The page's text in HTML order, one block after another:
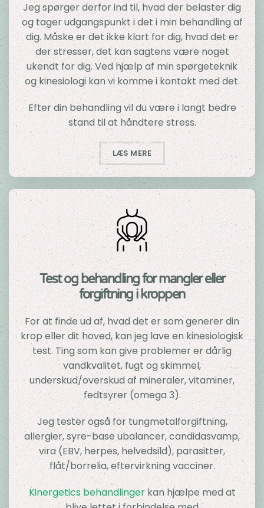
Jeg spørger derfor ind til, hvad der belaster dig
og tager udgangspunkt i det i min behandling af
dig. Måske er det ikke klart for dig, hvad det er
der stresser, det kan sagtens være noget
ukendt for dig. Ved hjælp af min spørgeteknik
og kinesiologi kan vi komme i kontakt med det.
Efter din behandling vil du være i langt bedre
stand til at håndtere stress.
LÆS MERE
Test og behandling for mangler eller
forgiftning i kroppen
For at finde ud af, hvad det er som generer din
krop eller dit hoved, kan jeg lave en kinesiologisk
test. Ting som kan give problemer er dårlig
vandkvalitet, fugt og skimmel,
underskud/overskud af mineraler, vitaminer,
fedtsyrer (omega 3).
Jeg tester også for tungmetalforgiftning,
allergier, syre-base ubalancer, candidasvamp,
vira (EBV, herpes, helvedsild), parasitter,
flåt/borrelia, eftervirkning vacciner.
Kinergetics behandlingerkan hjælpe med at